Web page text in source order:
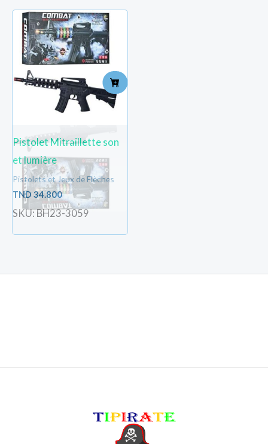
Pistolet Mitraillette son
et lumière
Pistolets et Jeux de Flèches
TND 34.800
SKU: BH23-3059